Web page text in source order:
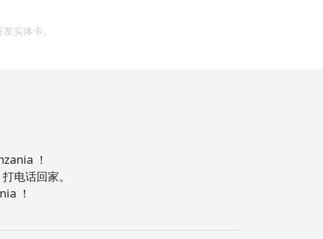
实体卡。
！
电话回家。
！